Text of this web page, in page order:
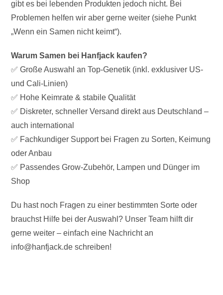
gibt es bei lebenden Produkten jedoch nicht. Bei
Problemen helfen wir aber gerne weiter (siehe Punkt
„Wenn ein Samen nicht keimt“).
Warum Samen bei Hanfjack kaufen?
✅ Große Auswahl an Top-Genetik (inkl. exklusiver US-
und Cali-Linien)
✅ Hohe Keimrate & stabile Qualität
✅ Diskreter, schneller Versand direkt aus Deutschland –
auch international
✅ Fachkundiger Support bei Fragen zu Sorten, Keimung
oder Anbau
✅ Passendes Grow-Zubehör, Lampen und Dünger im
Shop
Du hast noch Fragen zu einer bestimmten Sorte oder
brauchst Hilfe bei der Auswahl? Unser Team hilft dir
gerne weiter – einfach eine Nachricht an
info@hanfjack.de schreiben!